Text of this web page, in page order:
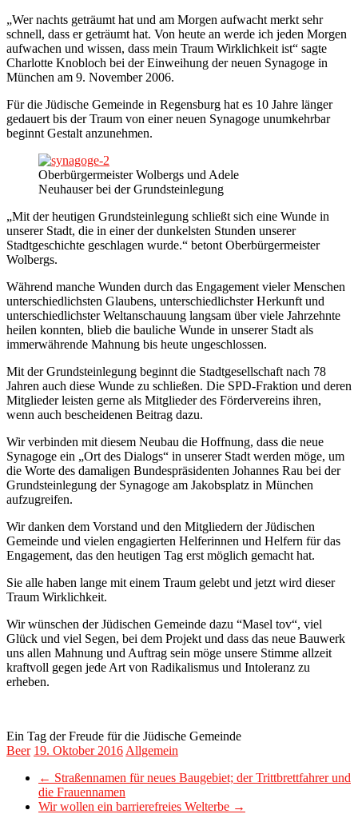
„Wer nachts geträumt hat und am Morgen aufwacht merkt sehr
schnell, dass er geträumt hat. Von heute an werde ich jeden Morgen
aufwachen und wissen, dass mein Traum Wirklichkeit ist“ sagte
Charlotte Knobloch bei der Einweihung der neuen Synagoge in
München am 9. November 2006.
Für die Jüdische Gemeinde in Regensburg hat es 10 Jahre länger
gedauert bis der Traum von einer neuen Synagoge unumkehrbar
beginnt Gestalt anzunehmen.
Oberbürgermeister Wolbergs und Adele
Neuhauser bei der Grundsteinlegung
„Mit der heutigen Grundsteinlegung schließt sich eine Wunde in
unserer Stadt, die in einer der dunkelsten Stunden unserer
Stadtgeschichte geschlagen wurde.“ betont Oberbürgermeister
Wolbergs.
Während manche Wunden durch das Engagement vieler Menschen
unterschiedlichsten Glaubens, unterschiedlichster Herkunft und
unterschiedlichster Weltanschauung langsam über viele Jahrzehnte
heilen konnten, blieb die bauliche Wunde in unserer Stadt als
immerwährende Mahnung bis heute ungeschlossen.
Mit der Grundsteinlegung beginnt die Stadtgesellschaft nach 78
Jahren auch diese Wunde zu schließen. Die SPD-Fraktion und deren
Mitglieder leisten gerne als Mitglieder des Fördervereins ihren,
wenn auch bescheidenen Beitrag dazu.
Wir verbinden mit diesem Neubau die Hoffnung, dass die neue
Synagoge ein „Ort des Dialogs“ in unserer Stadt werden möge, um
die Worte des damaligen Bundespräsidenten Johannes Rau bei der
Grundsteinlegung der Synagoge am Jakobsplatz in München
aufzugreifen.
Wir danken dem Vorstand und den Mitgliedern der Jüdischen
Gemeinde und vielen engagierten Helferinnen und Helfern für das
Engagement, das den heutigen Tag erst möglich gemacht hat.
Sie alle haben lange mit einem Traum gelebt und jetzt wird dieser
Traum Wirklichkeit.
Wir wünschen der Jüdischen Gemeinde dazu “Masel tov“, viel
Glück und viel Segen, bei dem Projekt und dass das neue Bauwerk
uns allen Mahnung und Auftrag sein möge unsere Stimme allzeit
kraftvoll gegen jede Art von Radikalismus und Intoleranz zu
erheben.
Ein Tag der Freude für die Jüdische Gemeinde
Beer 19. Oktober 2016 Allgemein
← Straßennamen für neues Baugebiet; der Trittbrettfahrer und
die Frauennamen
Wir wollen ein barrierefreies Welterbe →